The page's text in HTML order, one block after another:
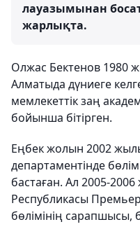
лауазымынан
жарлықта.
Олжас Бектенов 1980
Алматыда дүниеге
мемлекеттік заң
бойынша бітірген.
Еңбек жолын 2002
департаментінде
бастаған. Ал 2005-
Республикасы
бөлімінің